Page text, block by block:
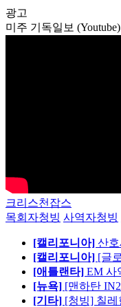
광고
미주 기독일보 (Youtube)
크리스천잡스
목회자청빙 사역자청빙
[캘리포니아] 산
[캘리포니아] [글
[애틀랜타] EM 사
[뉴욕] [맨하탄
[기타] [청빙] 칠레